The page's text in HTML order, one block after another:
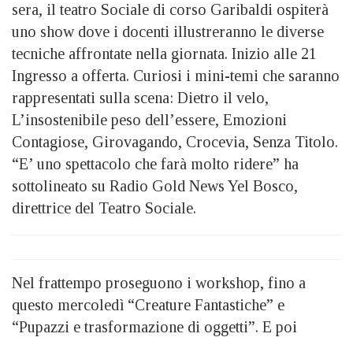
sera, il teatro Sociale di corso Garibaldi ospiterà
uno show dove i docenti illustreranno le diverse
tecniche affrontate nella giornata. Inizio alle 21
Ingresso a offerta. Curiosi i mini-temi che saranno
rappresentati sulla scena: Dietro il velo,
L’insostenibile peso dell’essere, Emozioni
Contagiose, Girovagando, Crocevia, Senza Titolo.
“E’ uno spettacolo che farà molto ridere” ha
sottolineato su Radio Gold News Yel Bosco,
direttrice del Teatro Sociale.
Nel frattempo proseguono i workshop, fino a
questo mercoledì “Creature Fantastiche” e
“Pupazzi e trasformazione di oggetti”. E poi